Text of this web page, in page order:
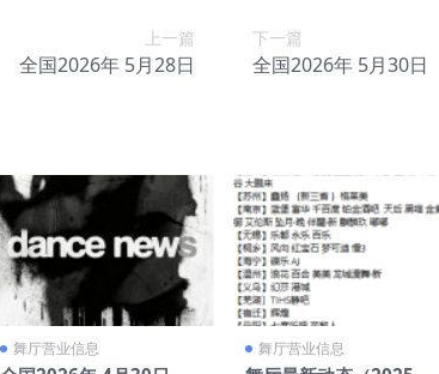
上一篇
全国2026年 5月28日
下一篇
全国2026年 5月30日
舞厅营业信息 舞厅营业信息